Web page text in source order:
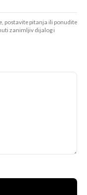
postavite pitanja ili ponudite
zanimljiv dijalog i